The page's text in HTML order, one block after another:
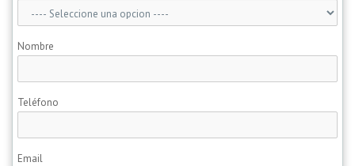
Nombre
Teléfono
Email